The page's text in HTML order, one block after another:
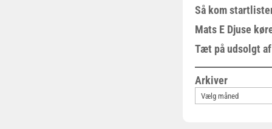
Så kom
Mats E Djuse
Tæt på udsolgt
Arkiver